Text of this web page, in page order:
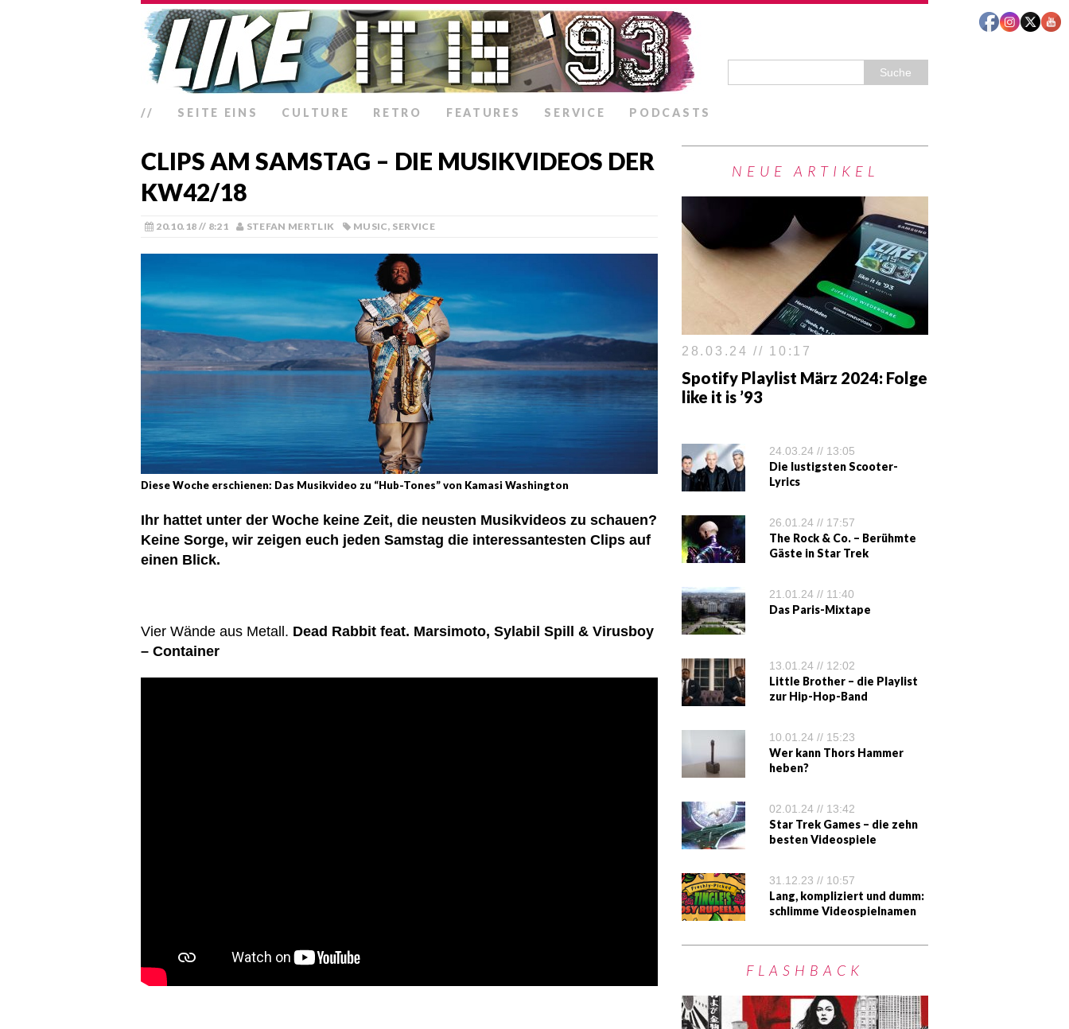
// SEITE EINS CULTURE RETRO FEATURES SERVICE PODCASTS
CLIPS AM SAMSTAG – DIE MUSIKVIDEOS DER
KW42/18
20.10.18 // 8:21 STEFAN MERTLIK MUSIC, SERVICE
Diese Woche erschienen: Das Musikvideo zu “Hub-Tones” von Kamasi Washington
Ihr hattet unter der Woche keine Zeit, die neusten Musikvideos zu schauen?
Keine Sorge, wir zeigen euch jeden Samstag die interessantesten Clips auf
einen Blick.
Vier Wände aus Metall. Dead Rabbit feat. Marsimoto, Sylabil Spill & Virusboy
– Container
NEUE ARTIKEL
28.03.24 // 10:17
Spotify Playlist März 2024: Folge
like it is ’93
24.03.24 // 13:05
Die lustigsten Scooter-
Lyrics
26.01.24 // 17:57
The Rock & Co. – Berühmte
Gäste in Star Trek
21.01.24 // 11:40
Das Paris-Mixtape
13.01.24 // 12:02
Little Brother – die Playlist
zur Hip-Hop-Band
10.01.24 // 15:23
Wer kann Thors Hammer
heben?
02.01.24 // 13:42
Star Trek Games – die zehn
besten Videospiele
31.12.23 // 10:57
Lang, kompliziert und dumm:
schlimme Videospielnamen
FLASHBACK